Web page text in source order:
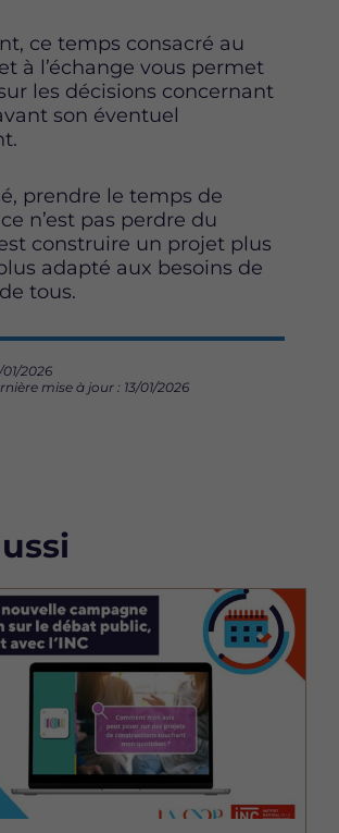
ce temps consacré au
à l’échange vous permet
les décisions concernant
son éventuel
prendre le temps de
n’est pas perdre du
construire un projet plus
adapté aux besoins de
tous.
01/2026
mise à jour : 13/01/2026